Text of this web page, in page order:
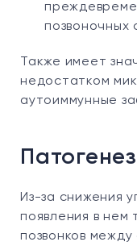
позвоночных
Также имеет
недостатком
аутоиммунные
Из-за снижения
появления в нем
позвонков между